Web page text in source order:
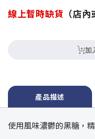
線上暫時缺貨 （店內
加
產品描述
使用風味濃鬱的黑糖，